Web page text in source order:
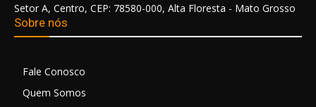
Setor A, Centro, CEP: 78580-000, Alta Floresta - Mato Grosso
Sobre nós
Fale Conosco
Quem Somos